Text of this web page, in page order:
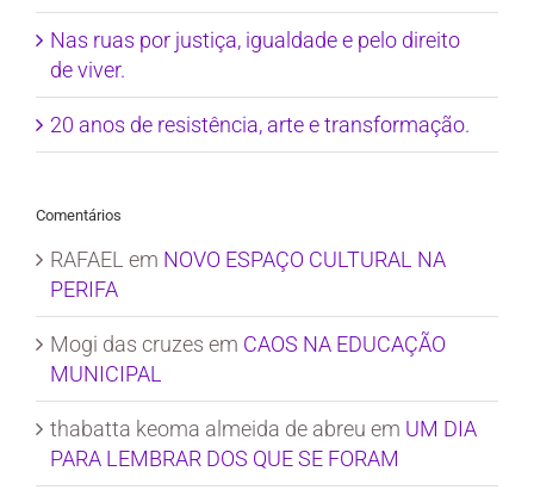
Nas ruas por justiça, igualdade e pelo direito
de viver.
20 anos de resistência, arte e transformação.
Comentários
RAFAEL em NOVO ESPAÇO CULTURAL NA
PERIFA
Mogi das cruzes em CAOS NA EDUCAÇÃO
MUNICIPAL
thabatta keoma almeida de abreu em UM DIA
PARA LEMBRAR DOS QUE SE FORAM